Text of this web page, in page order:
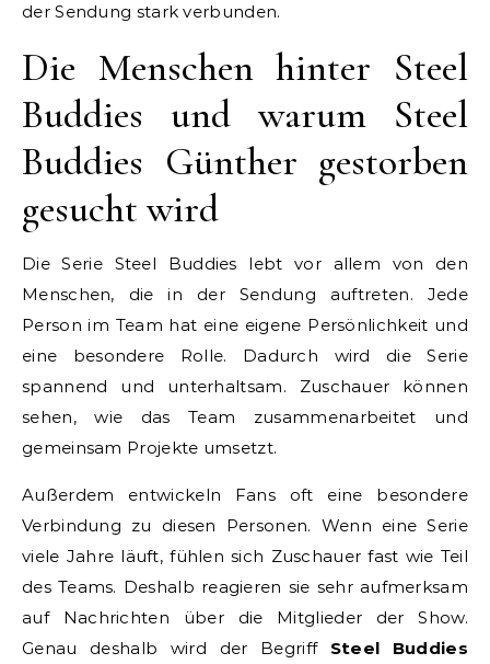
der Sendung stark verbunden.
Die Menschen hinter Steel
Buddies und warum Steel
Buddies Günther gestorben
gesucht wird
Die Serie Steel Buddies lebt vor allem von den
Menschen, die in der Sendung auftreten. Jede
Person im Team hat eine eigene Persönlichkeit und
eine besondere Rolle. Dadurch wird die Serie
spannend und unterhaltsam. Zuschauer können
sehen, wie das Team zusammenarbeitet und
gemeinsam Projekte umsetzt.
Außerdem entwickeln Fans oft eine besondere
Verbindung zu diesen Personen. Wenn eine Serie
viele Jahre läuft, fühlen sich Zuschauer fast wie Teil
des Teams. Deshalb reagieren sie sehr aufmerksam
auf Nachrichten über die Mitglieder der Show.
Genau deshalb wird der Begriff Steel Buddies